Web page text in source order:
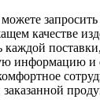
запросить
качестве
каждой
информацию и